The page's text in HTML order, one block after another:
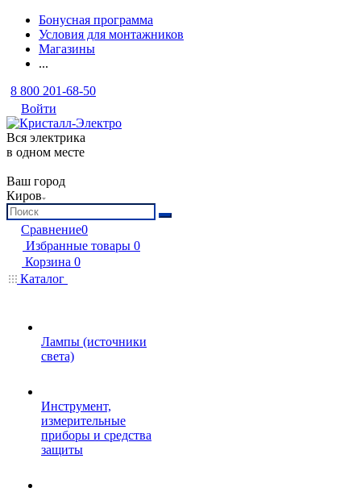
Бонусная программа
Условия для монтажников
Магазины
...
8 800 201-68-50
Войти
Вся электрика
в одном месте
Ваш город
Киров
Сравнение0
Избранные товары 0
Корзина 0
Каталог
Лампы (источники
света)
Инструмент,
измерительные
приборы и средства
защиты